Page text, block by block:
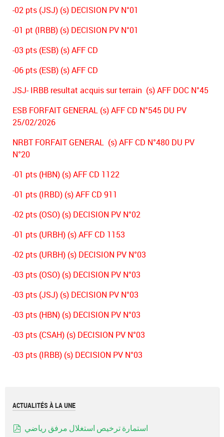
-02 pts (JSJ) (s) DECISION PV N°01
-01 pt (IRBB) (s) DECISION PV N°01
-03 pts (ESB) (s) AFF CD
-06 pts (ESB) (s) AFF CD
JSJ- IRBB resultat acquis sur terrain (s) AFF DOC N°45
ESB FORFAIT GENERAL (s) AFF CD N°545 DU PV
25/02/2026
NRBT FORFAIT GENERAL (s) AFF CD N°480 DU PV
N°20
-01 pts (HBN) (s) AFF CD 1122
-01 pts (IRBD) (s) AFF CD 911
-02 pts (OSO) (s) DECISION PV N°02
-01 pts (URBH) (s) AFF CD 1153
-02 pts (URBH) (s) DECISION PV N°03
-03 pts (OSO) (s) DECISION PV N°03
-03 pts (JSJ) (s) DECISION PV N°03
-03 pts (HBN) (s) DECISION PV N°03
-03 pts (CSAH) (s) DECISION PV N°03
-03 pts (IRBB) (s) DECISION PV N°03
ACTUALITÉS À LA UNE
استمارة ترخيص استغلال مرفق رياضي